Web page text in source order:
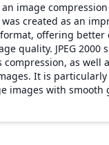
an image
created as an
format, offering better
quality. JPEG 2000
compression, as well
It is
images with smooth